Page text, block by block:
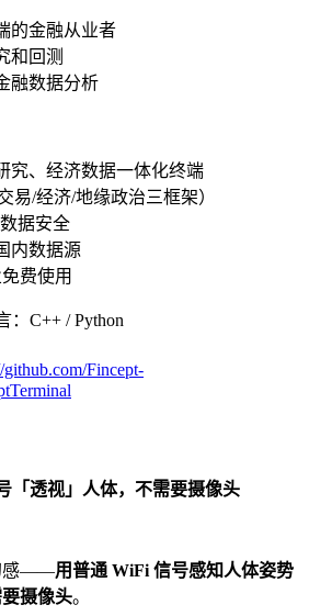
的金融从业者
和回测
融数据分析
究、经济数据一体化终端
易/经济/地缘政治三框架）
据安全
内数据源
费使用
：C++ / Python
github.com/Fincept-
「透视」人体，不需要摄像头
感——用普通 WiFi 信号感知人体姿势
摄像头。